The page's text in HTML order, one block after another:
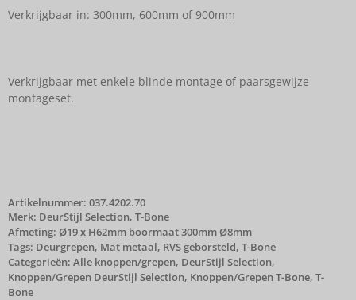
Verkrijgbaar in: 300mm, 600mm of 900mm
Verkrijgbaar met enkele blinde montage of paarsgewijze
montageset.
Artikelnummer: 037.4202.70
Merk: DeurStijl Selection, T-Bone
Afmeting: Ø19 x H62mm boormaat 300mm Ø8mm
Tags: Deurgrepen, Mat metaal, RVS geborsteld, T-Bone
Categorieën: Alle knoppen/grepen, DeurStijl Selection,
Knoppen/Grepen DeurStijl Selection, Knoppen/Grepen T-Bone, T-
Bone